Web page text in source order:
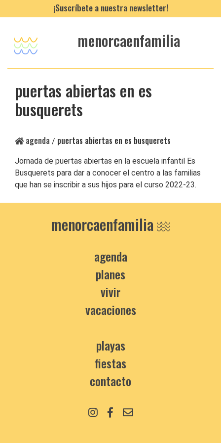
¡Suscríbete a nuestra newsletter!
menorcaenfamilia
puertas abiertas en es
busquerets
agenda / puertas abiertas en es busquerets
Jornada de puertas abiertas en la escuela infantil Es
Busquerets para dar a conocer el centro a las familias
que han se inscribir a sus hijos para el curso 2022-23.
menorcaenfamilia
agenda
planes
vivir
vacaciones
playas
fiestas
contacto